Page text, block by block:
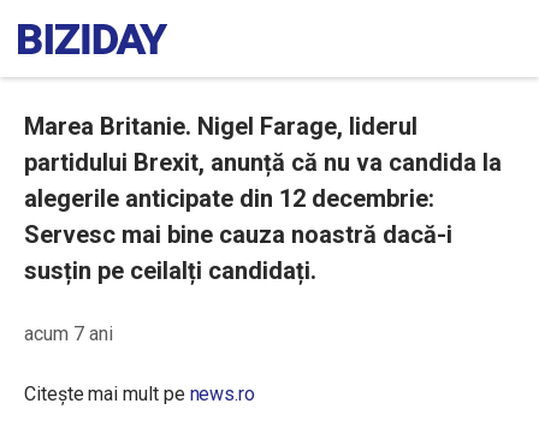
Marea Britanie. Nigel Farage, liderul
partidului Brexit, anunță că nu va candida la
alegerile anticipate din 12 decembrie:
Servesc mai bine cauza noastră dacă-i
susțin pe ceilalți candidați.
acum 7 ani
Citește mai mult pe news.ro